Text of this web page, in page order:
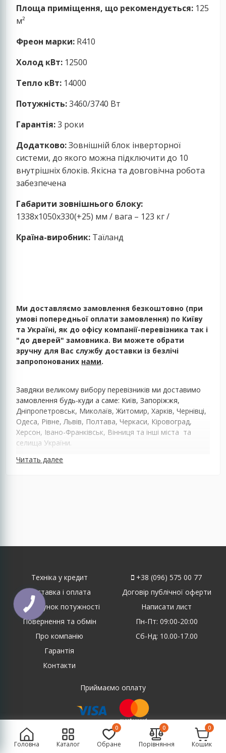
Головна Каталог
0
Обране
0
Порівняння
0
Кошик
Площа приміщення, що рекомендується: 125
м²
Фреон марки: R410
Холод кВт: 12500
Тепло кВт: 14000
Потужність:3460/3740 Вт
Гарантія:3 роки
Додатково:Зовнішній блок інверторної
системи, до якого можна підключити до 10
внутрішніх блоків. Якісна та довговічна робота
забезпечена
Габарити зовнішнього блоку:
1338x1050x330(+25) мм / вага – 123 кг /
Країна-виробник: Таїланд
Ми доставляємо замовлення безкоштовно (при
умові попередньої оплати замовлення) по Київу
та Україні, як до офісу компанії-перевізника так і
"до дверей" замовника. Ви можете обрати
зручну для Вас службу доставки із безлічі
запропонованих нами.
Завдяки великому вибору перевізників ми доставимо
замовлення будь-куди а саме: Київ, Запоріжжя,
Дніпропетровськ, Миколаїв, Житомир, Харків, Чернівці,
Одеса, Рівне, Львів, Полтава, Черкаси, Кіровоград,
Херсон, Івано-Франківськ, Вінниця та інші міста та
селища України.
Читать далее
Техніка у кредит
Доставка і оплата
Розрахунок потужності
Повернення та обмін
Про компанію
Гарантія
Контакти
+38 (096) 575 00 77
Договір публічної оферти
Написати лист
Пн-Пт: 09:00-20:00
Сб-Нд: 10.00-17.00
Приймаємо оплату
Створення та просування сайту
КНОПКА
ЗВ'ЯЗКУ